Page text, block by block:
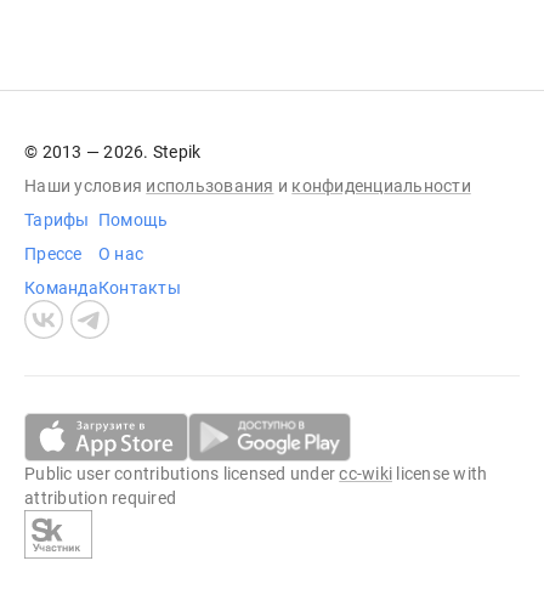
© 2013 — 2026. Stepik
Наши условия использования и конфиденциальности
Тарифы
Прессе
Команда
Помощь
О нас
Контакты
Public user contributions licensed undercc-wiki license with
attribution required